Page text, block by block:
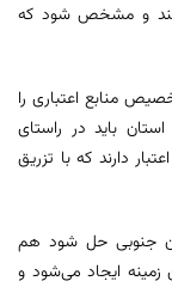
کند و مشخص شود که
منابع اعتباری را
باید در راستای
دارند که با تزریق
جنوبی حل شود هم
ایجاد می‌شود و